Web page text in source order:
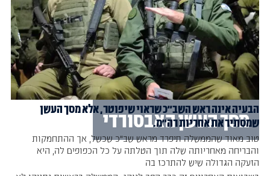
מסך העשן האבסורדי
הבעיה אינה ראש השב"כ שראוי שיפוטר, אלא מסך העשן
שמסתיר את אחריות רה"מ.
טוב מאוד שהממשלה תיפרד מראש שב"כ שכשל, אך ההתחמקות
והבריחה מאחריותה שלה תוך הטלתה על כל הכפופים לה, היא
הזעקה הגדולה שיש להתרכז בה